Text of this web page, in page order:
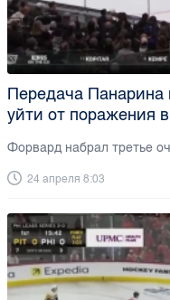
Передача Панарина
уйти от поражения
Форвард набрал третье
24 апреля 8:03